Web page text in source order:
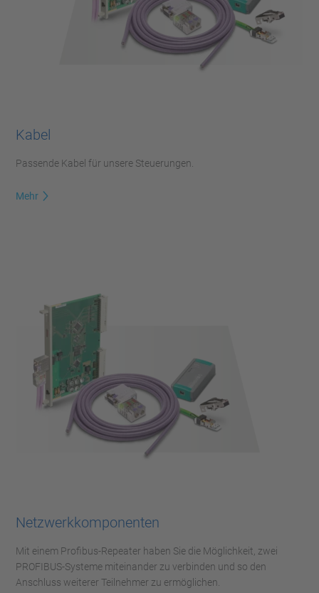
Kabel
Passende Kabel für unsere Steuerungen.
Mehr
Netzwerkkomponenten
Mit einem Profibus-Repeater haben Sie die Möglichkeit, zwei
PROFIBUS-Systeme miteinander zu verbinden und so den
Anschluss weiterer Teilnehmer zu ermöglichen.